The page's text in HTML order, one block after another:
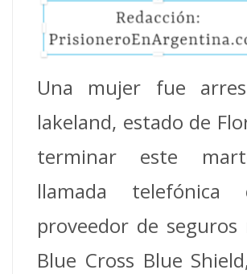
Una mujer fue
lakeland, estado de
terminar este
llamada
proveedor de seguros
Blue Cross Blue